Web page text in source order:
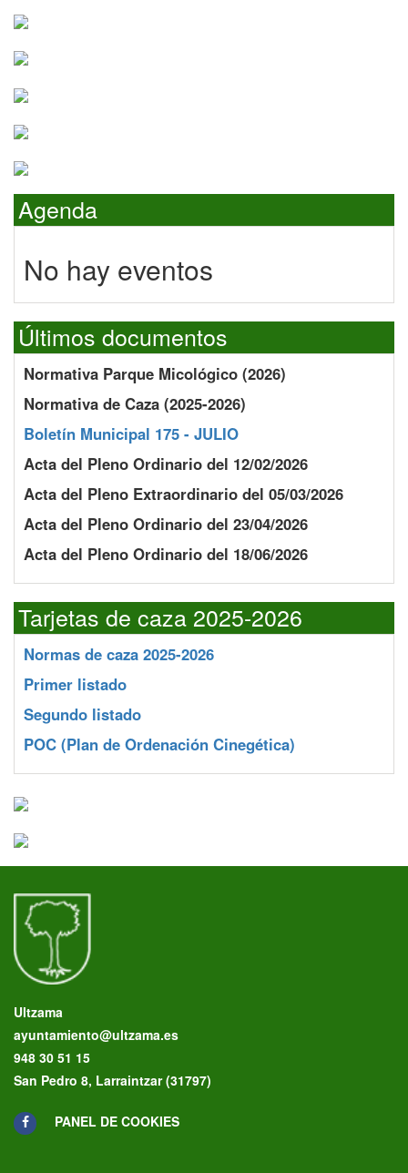
Agenda
No hay eventos
Últimos documentos
Normativa Parque Micológico (2026)
Normativa de Caza (2025-2026)
Boletín Municipal 175 - JULIO
Acta del Pleno Ordinario del 12/02/2026
Acta del Pleno Extraordinario del 05/03/2026
Acta del Pleno Ordinario del 23/04/2026
Acta del Pleno Ordinario del 18/06/2026
Tarjetas de caza 2025-2026
Normas de caza 2025-2026
Primer listado
Segundo listado
POC (Plan de Ordenación Cinegética)
Ultzama
ayuntamiento@ultzama.es
948 30 51 15
San Pedro 8, Larraintzar (31797)
PANEL DE COOKIES